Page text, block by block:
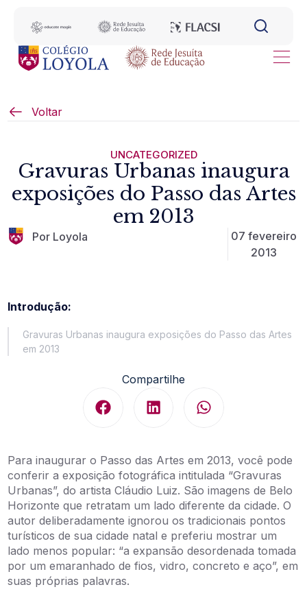
Voltar
UNCATEGORIZED
Gravuras Urbanas inaugura
exposições do Passo das Artes
em 2013
Por Loyola
07 fevereiro
2013
Introdução:
Gravuras Urbanas inaugura exposições do Passo das Artes
em 2013
Compartilhe
Para inaugurar o Passo das Artes em 2013, você pode
conferir a exposição fotográfica intitulada “Gravuras
Urbanas”, do artista Cláudio Luiz. São imagens de Belo
Horizonte que retratam um lado diferente da cidade. O
autor deliberadamente ignorou os tradicionais pontos
turísticos de sua cidade natal e preferiu mostrar um
lado menos popular: “a expansão desordenada tomada
por um emaranhado de fios, vidro, concreto e aço”, em
suas próprias palavras.